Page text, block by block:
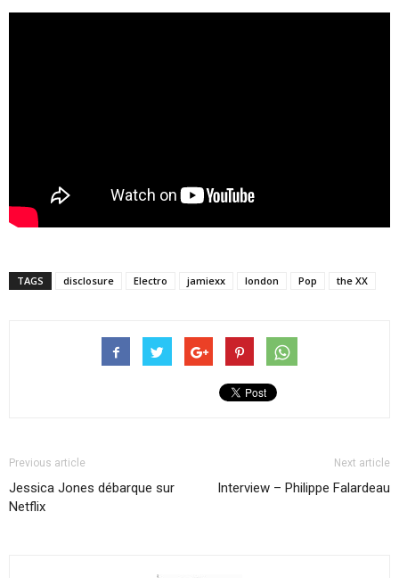
TAGS disclosure Electro jamiexx london Pop the XX
Previous article
Jessica Jones débarque sur
Netflix
Next article
Interview – Philippe Falardeau